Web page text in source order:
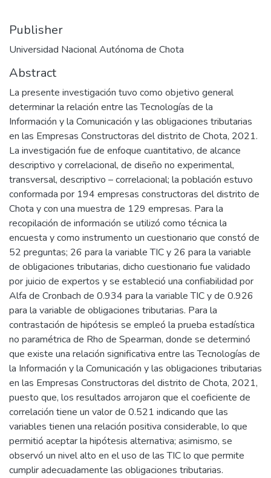
Publisher
Universidad Nacional Autónoma de Chota
Abstract
La presente investigación tuvo como objetivo general
determinar la relación entre las Tecnologías de la
Información y la Comunicación y las obligaciones tributarias
en las Empresas Constructoras del distrito de Chota, 2021.
La investigación fue de enfoque cuantitativo, de alcance
descriptivo y correlacional, de diseño no experimental,
transversal, descriptivo – correlacional; la población estuvo
conformada por 194 empresas constructoras del distrito de
Chota y con una muestra de 129 empresas. Para la
recopilación de información se utilizó como técnica la
encuesta y como instrumento un cuestionario que constó de
52 preguntas; 26 para la variable TIC y 26 para la variable
de obligaciones tributarias, dicho cuestionario fue validado
por juicio de expertos y se estableció una confiabilidad por
Alfa de Cronbach de 0.934 para la variable TIC y de 0.926
para la variable de obligaciones tributarias. Para la
contrastación de hipótesis se empleó la prueba estadística
no paramétrica de Rho de Spearman, donde se determinó
que existe una relación significativa entre las Tecnologías de
la Información y la Comunicación y las obligaciones tributarias
en las Empresas Constructoras del distrito de Chota, 2021,
puesto que, los resultados arrojaron que el coeficiente de
correlación tiene un valor de 0.521 indicando que las
variables tienen una relación positiva considerable, lo que
permitió aceptar la hipótesis alternativa; asimismo, se
observó un nivel alto en el uso de las TIC lo que permite
cumplir adecuadamente las obligaciones tributarias.